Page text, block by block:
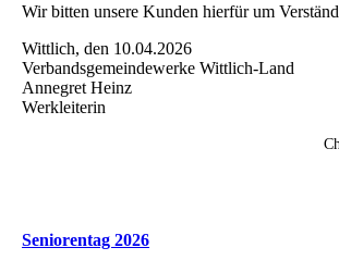
Wir bitten unsere Kunden hierfür um
Wittlich, den 10.04.2026
Verbandsgemeindewerke Wittlich-Land
Annegret Heinz
Werkleiterin
Seniorentag 2026